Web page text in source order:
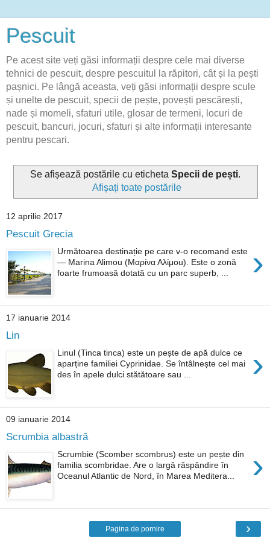
Pescuit
Pe acest site veți găsi informații despre cele mai diverse
tehnici de pescuit, despre pescuitul la răpitori, cât și la pești
pașnici. Pe lângă aceasta, veți găsi informații despre scule
și unelte de pescuit, specii de pește, povești pescărești,
nade și momeli, sfaturi utile, glosar de termeni, locuri de
pescuit, bancuri, jocuri, sfaturi și alte informații interesante
pentru pescari.
Se afișează postările cu eticheta Specii de pești.
Afișați toate postările
12 aprilie 2017
Pescuit Grecia
›
Următoarea destinație pe care v-o recomand este
— Marina Alimou (Μαρίνα Αλίμοu). Este o zonă
foarte frumoasă dotată cu un parc superb, ...
17 ianuarie 2014
Lin
›
Linul (Tinca tinca) este un pește de apă dulce ce
aparține familiei Cyprinidae. Se întâlnește cel mai
des în apele dulci stătătoare sau ...
09 ianuarie 2014
Scrumbia albastră
›
Scrumbie (Scomber scombrus) este un pește din
familia scombridae. Are o largă răspândire în
Oceanul Atlantic de Nord, în Marea Meditera...
›
Pagina de pornire